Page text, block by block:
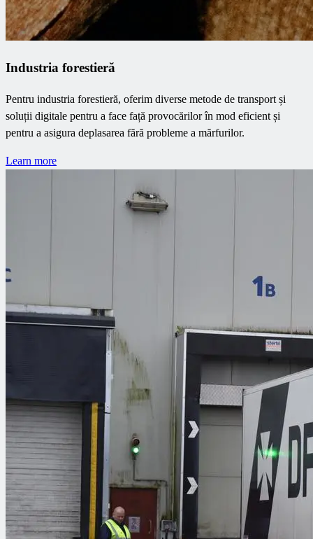
Industria forestieră
Pentru industria forestieră, oferim diverse metode de transport și
soluții digitale pentru a face față provocărilor în mod eficient și
pentru a asigura deplasarea fără probleme a mărfurilor.
Learn more